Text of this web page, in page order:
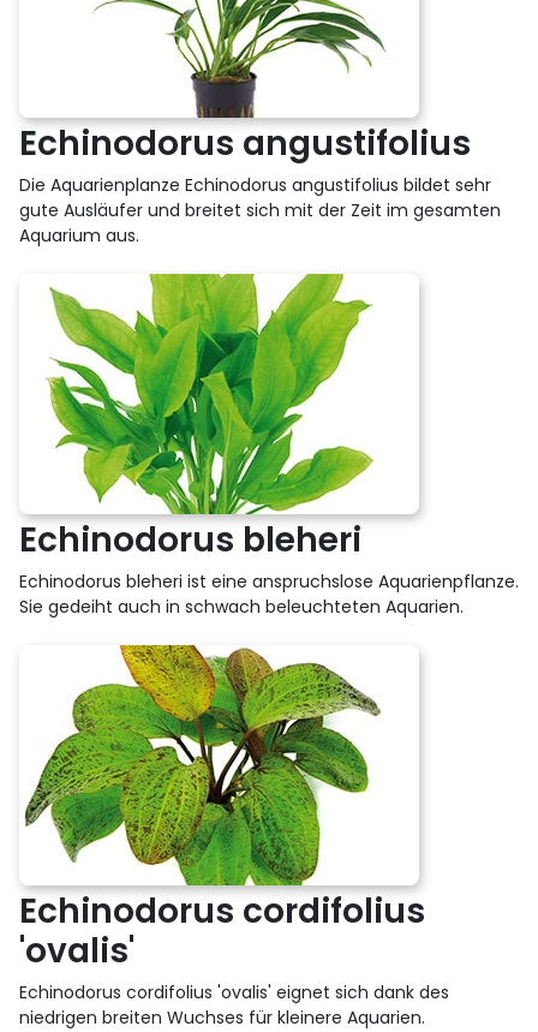
Echinodorus angustifolius
Die Aquarienplanze Echinodorus angustifolius bildet sehr
gute Ausläufer und breitet sich mit der Zeit im gesamten
Aquarium aus.
Echinodorus bleheri
Echinodorus bleheri ist eine anspruchslose Aquarienpflanze.
Sie gedeiht auch in schwach beleuchteten Aquarien.
Echinodorus cordifolius
'ovalis'
Echinodorus cordifolius 'ovalis' eignet sich dank des
niedrigen breiten Wuchses für kleinere Aquarien.